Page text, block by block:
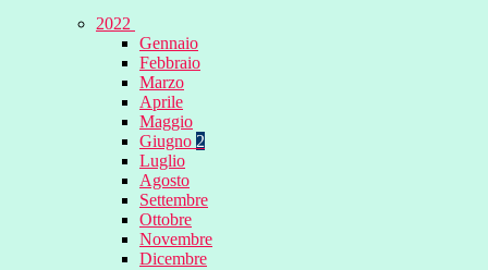
2022
Gennaio
Febbraio
Marzo
Aprile
Maggio
Giugno 2
Luglio
Agosto
Settembre
Ottobre
Novembre
Dicembre